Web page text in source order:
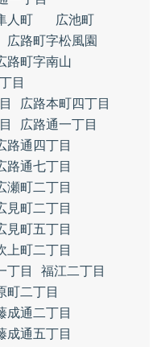
人町
広池町
広路町字松風園
路町字南山
目
広路本町四丁目
広路通一丁目
路通四丁目
路通七丁目
瀬町二丁目
見町二丁目
見町五丁目
上町二丁目
丁目
福江二丁目
町二丁目
成通二丁目
成通五丁目